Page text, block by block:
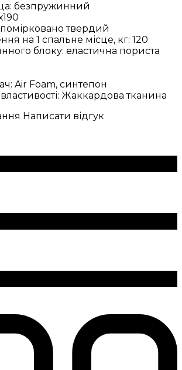
безпружинний
помірковано твердий
на 1 спальне місце, кг: 120
блоку: еластична пориста
Air Foam, синтепон
Жаккардова тканина
Написати відгук